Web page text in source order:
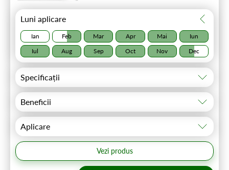
Luni aplicare
Ian Feb Mar Apr Mai
Iun
Iul
Aug Sep Oct Nov Dec
Specificații
Beneficii
Aplicare
Vezi produs